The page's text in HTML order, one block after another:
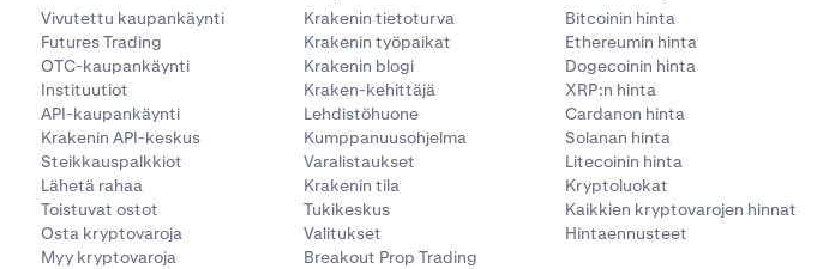
Vivutettu kaupankäynti
Futures Trading
OTC-kaupankäynti
Instituutiot
API-kaupankäynti
Krakenin API-keskus
Steikkauspalkkiot
Lähetä rahaa
Toistuvat ostot
Osta kryptovaroja
Myy kryptovaroja
Krakenin tietoturva
Krakenin työpaikat
Krakenin blogi
Kraken-kehittäjä
Lehdistöhuone
Kumppanuusohjelma
Varalistaukset
Krakenin tila
Tukikeskus
Valitukset
Breakout Prop Trading
Bitcoinin hinta
Ethereumin hinta
Dogecoinin hinta
XRP:n hinta
Cardanon hinta
Solanan hinta
Litecoinin hinta
Kryptoluokat
Kaikkien kryptovarojen hinnat
Hintaennusteet